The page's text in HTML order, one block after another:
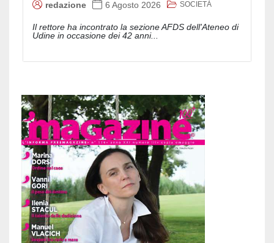
redazione 6 Agosto 2026 SOCIETÀ
Il rettore ha incontrato la sezione AFDS dell'Ateneo di
Udine in occasione dei 42 anni...